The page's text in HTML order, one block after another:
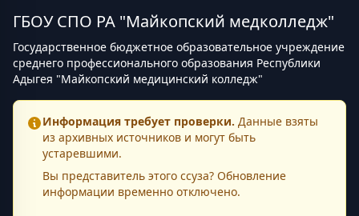
ГБОУ СПО РА "Майкопский медколледж"
Государственное бюджетное образовательное учреждение
среднего профессионального образования Республики
Адыгея "Майкопский медицинский колледж"
Информация требует проверки. Данные взяты
из архивных источников и могут быть
устаревшими.
Вы представитель этого ссуза? Обновление
информации временно отключено.